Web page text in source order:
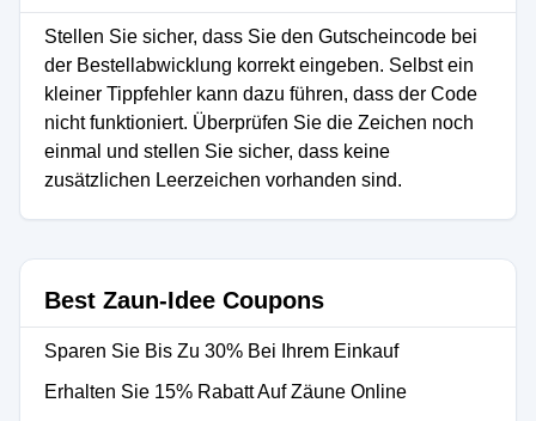
Stellen Sie sicher, dass Sie den Gutscheincode bei
der Bestellabwicklung korrekt eingeben. Selbst ein
kleiner Tippfehler kann dazu führen, dass der Code
nicht funktioniert. Überprüfen Sie die Zeichen noch
einmal und stellen Sie sicher, dass keine
zusätzlichen Leerzeichen vorhanden sind.
Best Zaun-Idee Coupons
Sparen Sie Bis Zu 30% Bei Ihrem Einkauf
Erhalten Sie 15% Rabatt Auf Zäune Online